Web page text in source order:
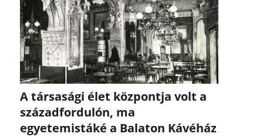
A társasági élet központja volt a
századfordulón, ma
egyetemistáké a Balaton Kávéház